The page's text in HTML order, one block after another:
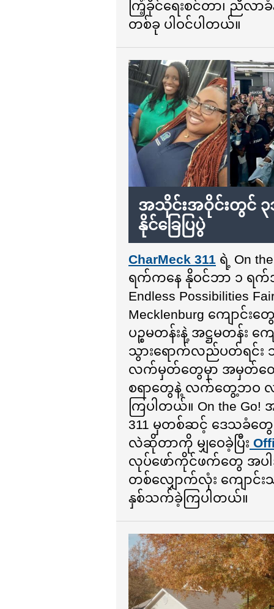
ကြံ့ခိုင်ရေးစင်တာ၊ ညီလ
တစ်ခု ပါဝင်ပါတယ်။
အသိုင်းအဝိုင်းတွင် ၃
နိုင်ခြေပြပွဲ
CharMeck 311 ရဲ့ On
ရက်ကနေ နိုဝင်ဘာ ၁ ရက်
Endless Possibilities
Mecklenburg ကျောင်း
ပဉ္စမတန်းနဲ့ အဋ္ဌမတန်း
သွားရောက်လည်ပတ်ရင်
လက်မှတ်တွေမှာ အမှတ်တွေ
စရာတွေနဲ့ လက်တွေ့ဘဝ လ
ကြပါတယ်။ On the Go!
311 မှတစ်ဆင့် ဒေသခံတွ
လဲဆိုတာကို မျှဝေခဲ့ပြီး
လုပ်ဖော်ကိုင်ဖက်တွေ အပ
တစ်လျှောက်လုံး ကျောင်
နှစ်သက်ခဲ့ကြပါတယ်။